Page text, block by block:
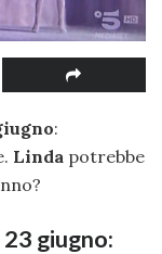
:
Linda potrebbe
giugno: